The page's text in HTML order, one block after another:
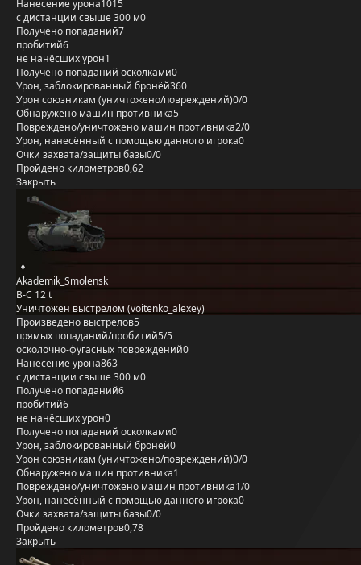
Нанесение урона1015
с дистанции свыше 300 м0
Получено попаданий7
пробитий6
не нанёсших урон1
Получено попаданий осколками0
Урон, заблокированный бронёй360
Урон союзникам (уничтожено/повреждений)0/0
Обнаружено машин противника5
Повреждено/уничтожено машин противника2/0
Урон, нанесённый с помощью данного игрока0
Очки захвата/защиты базы0/0
Пройдено километров0,62
Закрыть
Akademik_Smolensk
B-C 12 t
Уничтожен выстрелом (voitenko_alexey)
Произведено выстрелов5
прямых попаданий/пробитий5/5
осколочно-фугасных повреждений0
Нанесение урона863
с дистанции свыше 300 м0
Получено попаданий6
пробитий6
не нанёсших урон0
Получено попаданий осколками0
Урон, заблокированный бронёй0
Урон союзникам (уничтожено/повреждений)0/0
Обнаружено машин противника1
Повреждено/уничтожено машин противника1/0
Урон, нанесённый с помощью данного игрока0
Очки захвата/защиты базы0/0
Пройдено километров0,78
Закрыть